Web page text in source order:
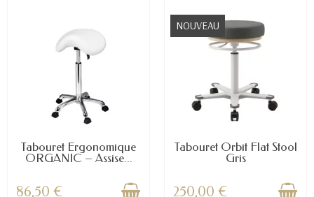
Tabouret Ergonomique
ORGANIC – Assise...
86,50 €
NOUVEAU
Tabouret Orbit Flat Stool
Gris
250,00 €